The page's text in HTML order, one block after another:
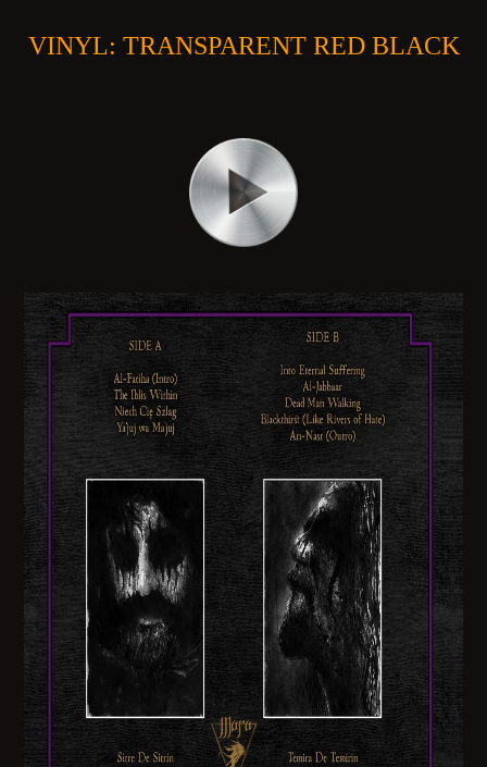
VINYL: TRANSPARENT RED BLACK